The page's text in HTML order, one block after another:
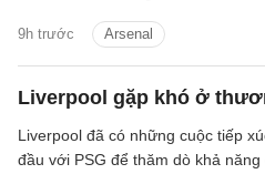
9h trước Arsenal
Arsenal.
Liverpool gặp khó ở
Liverpool đã có những cuộc tiếp
đầu với PSG để thăm dò khả năng